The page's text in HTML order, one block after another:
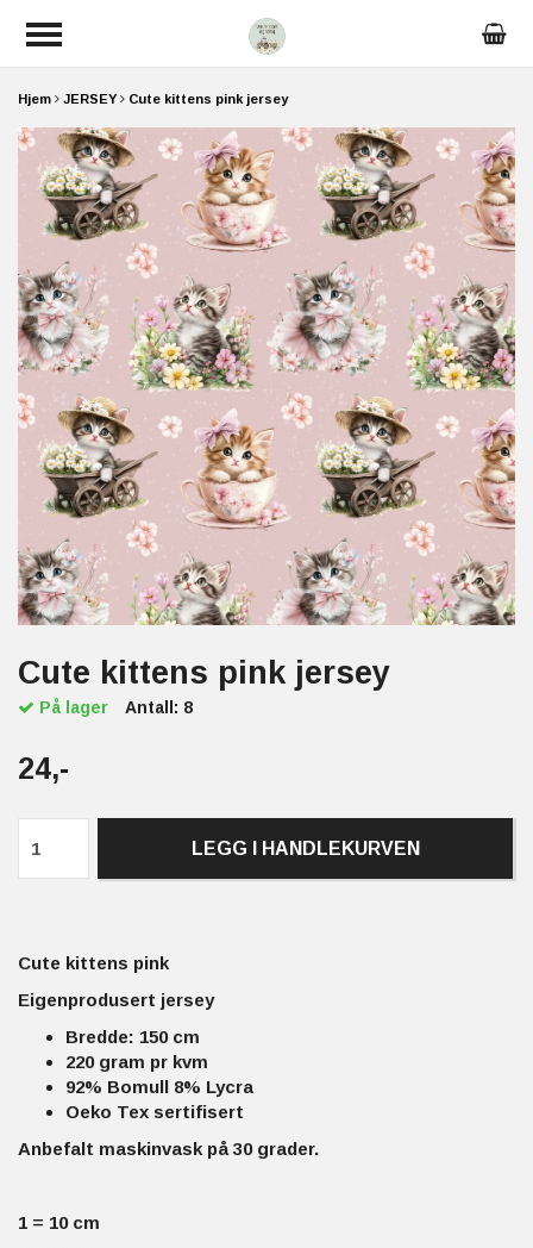
Hjem JERSEY Cute kittens pink jersey
Cute kittens pink jersey
På lager Antall: 8
24,-
LEGG I HANDLEKURVEN
Cute kittens pink
Eigenprodusert jersey
Bredde: 150 cm
220 gram pr kvm
92% Bomull 8% Lycra
Oeko Tex sertifisert
Anbefalt maskinvask på 30 grader.
1 = 10 cm